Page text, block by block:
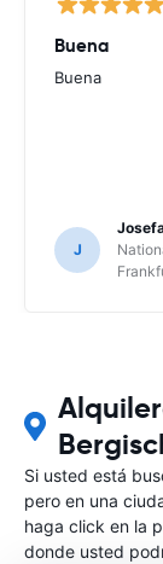
Buena
Buena
J
Si usted está
pero en una
haga click en la
donde usted